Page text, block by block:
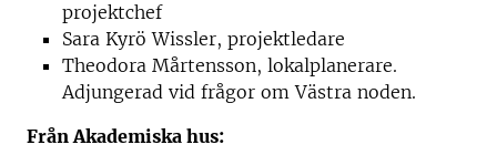
projektchef
Sara Kyrö Wissler, projektledare
Theodora Mårtensson, lokalplanerare.
Adjungerad vid frågor om Västra noden.
Från Akademiska hus: